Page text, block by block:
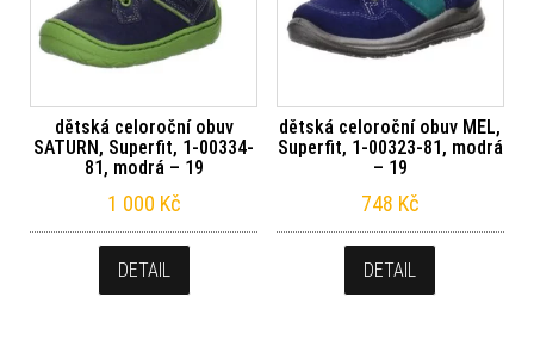
dětská celoroční obuv
SATURN, Superfit, 1-00334-
81, modrá – 19
1 000 Kč
DETAIL
dětská celoroční obuv MEL,
Superfit, 1-00323-81, modrá
– 19
748 Kč
DETAIL